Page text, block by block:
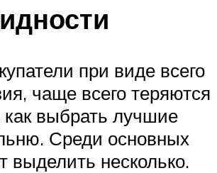
при виде всего
чаще всего теряются
как выбрать лучшие
Среди основных
выделить несколько.